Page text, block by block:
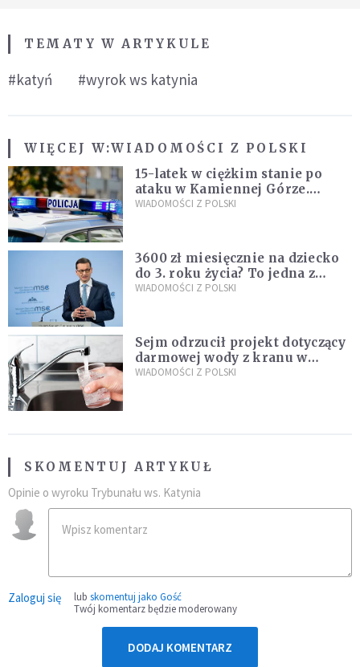
TEMATY W ARTYKULE
#katyń #wyrok ws katynia
WIĘCEJ W:WIADOMOŚCI Z POLSKI
15-latek w ciężkim stanie po
ataku w Kamiennej Górze.
Policja zatrzymała dwóch
WIADOMOŚCI Z POLSKI
3600 zł miesięcznie na dziecko
do 3. roku życia? To jedna z
propozycji programu "Rozwój
WIADOMOŚCI Z POLSKI
Sejm odrzucił projekt dotyczący
darmowej wody z kranu w
restauracjach
WIADOMOŚCI Z POLSKI
SKOMENTUJ ARTYKUŁ
Opinie o wyroku Trybunału ws. Katynia
Zaloguj się lub skomentuj jako Gość
Twój komentarz będzie moderowany
DODAJ KOMENTARZ